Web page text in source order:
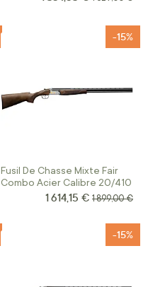
Fusil De Chasse Mixte Fair
Combo Acier Calibre 20/410
-15%
Prix Spécial
1 614,15 € Prix normal
1 899,00 €
-15%